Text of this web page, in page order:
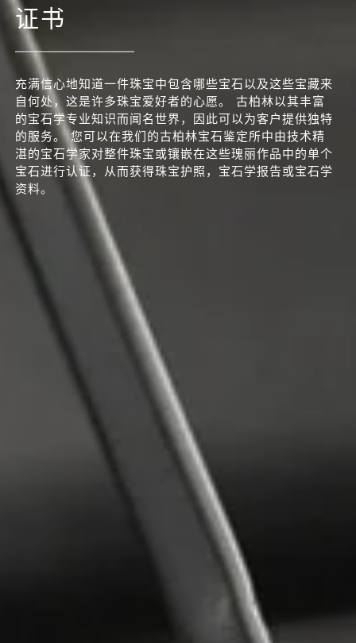
证书
充满信心地知道一件珠宝中包含哪些宝石以及这些宝藏来
自何处，这是许多珠宝爱好者的心愿。 古柏林以其丰富
的宝石学专业知识而闻名世界，因此可以为客户提供独特
的服务。 您可以在我们的古柏林宝石鉴定所中由技术精
湛的宝石学家对整件珠宝或镶嵌在这些瑰丽作品中的单个
宝石进行认证，从而获得珠宝护照，宝石学报告或宝石学
资料。